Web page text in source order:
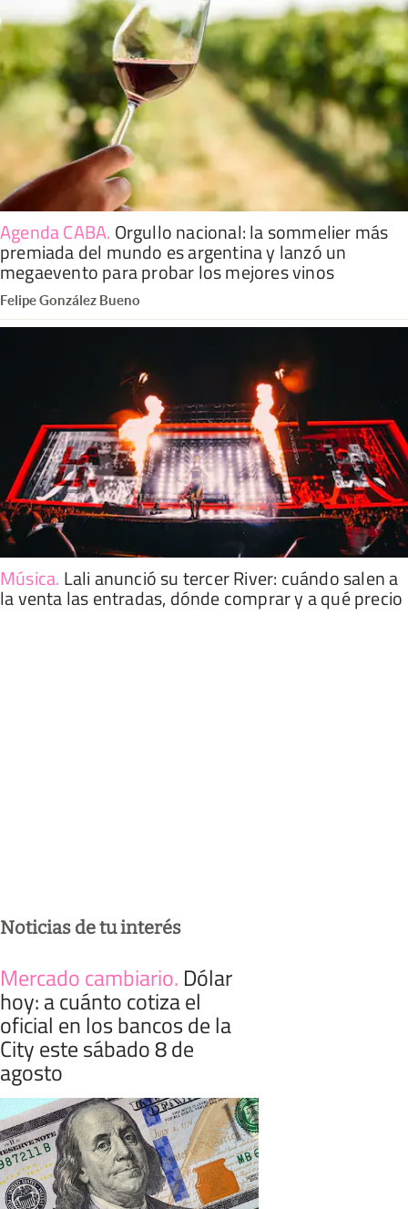
Agenda CABA. Orgullo nacional: la sommelier más
premiada del mundo es argentina y lanzó un
megaevento para probar los mejores vinos
Felipe González Bueno
Música. Lali anunció su tercer River: cuándo salen a
la venta las entradas, dónde comprar y a qué precio
Noticias de tu interés
Mercado cambiario. Dólar
hoy: a cuánto cotiza el
oficial en los bancos de la
City este sábado 8 de
agosto